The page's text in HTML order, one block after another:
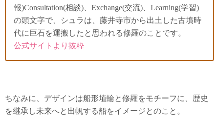
報)Consultation(相談)、Exchange(交流)、Learning(学習)
の頭文字で、シュラは、藤井寺市から出土した古墳時
代に巨石を運搬したと思われる修羅のことです。
公式サイトより抜粋
ちなみに、デザインは船形埴輪と修羅をモチーフに、歴史
を継承し未来へと出帆する船をイメージとのこと。